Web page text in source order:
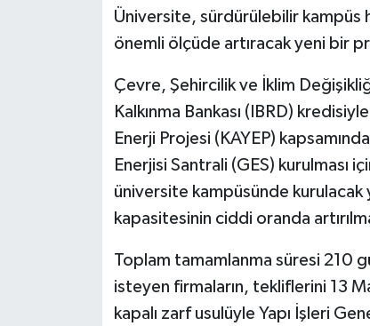
Üniversite, sürdürülebilir kampüs
önemli ölçüde artıracak yeni bir
Çevre, Şehircilik ve İklim
Kalkınma Bankası (IBRD)
Enerji Projesi (KAYEP)
Enerjisi Santrali (GES) kurulması
üniversite kampüsünde
kapasitesinin ciddi oranda
Toplam tamamlanma süresi 210
isteyen firmaların, tekliflerini 13
kapalı zarf usulüyle Yapı İşleri